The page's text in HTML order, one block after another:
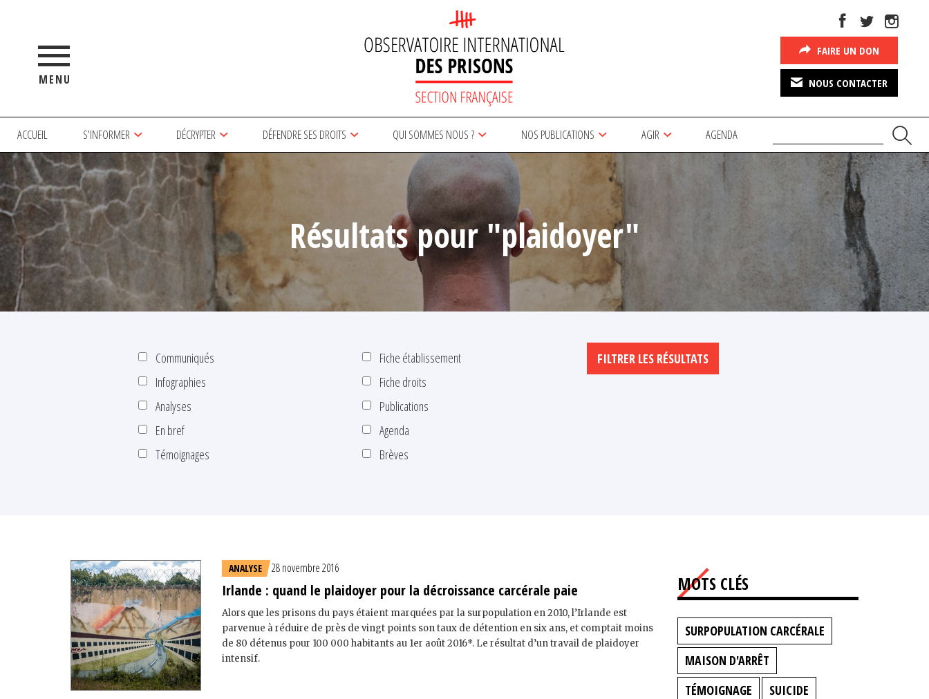
MENU
FAIRE UN DON
NOUS CONTACTER
ACCUEIL S’INFORMER DÉCRYPTER DÉFENDRE SES DROITS QUI SOMMES NOUS ? NOS PUBLICATIONS AGIR AGENDA
Résultats pour "plaidoyer"
Communiqués
Infographies
Analyses
En bref
Témoignages
Fiche établissement
Fiche droits
Publications
Agenda
Brèves
ANALYSE 28 novembre 2016
Irlande : quand le plaidoyer pour la décroissance carcérale paie
Alors que les prisons du pays étaient marquées par la surpopulation en 2010, l’Irlande est
parvenue à réduire de près de vingt points son taux de détention en six ans, et comptait moins
de 80 détenus pour 100 000 habitants au 1er août 2016*. Le résultat d’un travail de plaidoyer
intensif.
MOTS CLÉS
SURPOPULATION CARCÉRALE
MAISON D'ARRÊT
TÉMOIGNAGE
SUICIDE